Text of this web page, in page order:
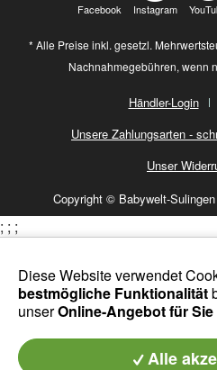
Facebook Instagram
* Alle Preise inkl. gesetzl.
Nachnahmegebühren, wenn
Händler-Login
Unsere Zahlungsarten -
Unser
Copyright © Babywelt-
Diese Website verwendet
bestmögliche Funktionalität
unserOnline-Angebot für
Alle
; ; ;